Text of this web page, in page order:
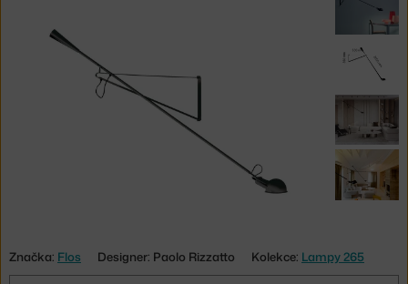
Značka: Flos Designer: Paolo Rizzatto Kolekce: Lampy 265